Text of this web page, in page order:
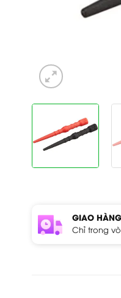
GIAO
Chỉ trong